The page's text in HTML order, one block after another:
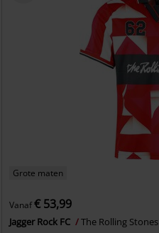
Grote maten
Vanaf€ 53,99
Jagger Rock FC The Rolling Stones